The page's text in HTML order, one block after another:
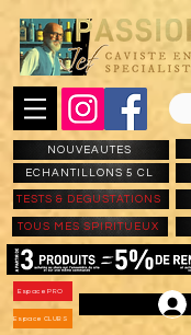
NOUVEAUTES
ECHANTILLONS 5 CL
TESTS & DEGUSTATIONS
TOUS MES SPIRITUEUX
Espace PRO
Espace CLUBS